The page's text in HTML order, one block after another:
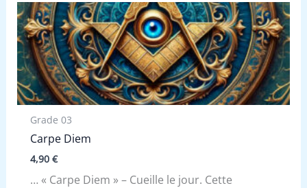
Grade 03
Carpe Diem
4,90 €
… « Carpe Diem » – Cueille le jour. Cette